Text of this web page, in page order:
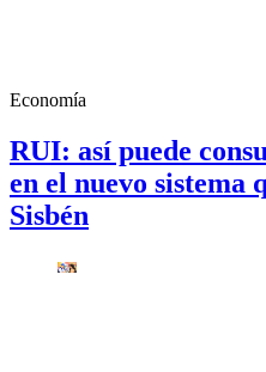
Economía
RUI: así puede
en el nuevo sistema
Sisbén